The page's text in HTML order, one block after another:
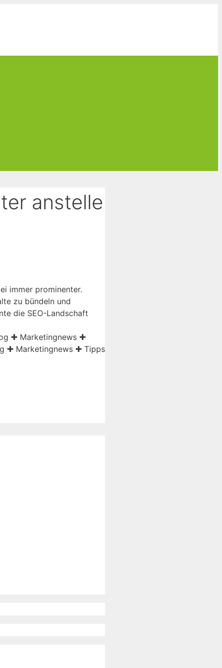
anstelle
immer prominenter.
zu bündeln und
die SEO-Landschaft
✚ Marketingnews ✚
✚ Marketingnews ✚ Tipps